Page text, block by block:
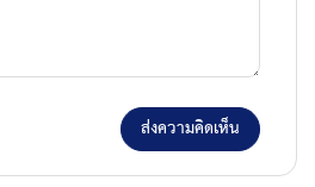
ส่งความคิดเห็น